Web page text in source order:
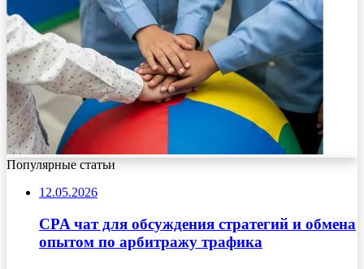
Популярные статьи
12.05.2026
CPA чат для обсуждения стратегий и обмена
опытом по арбитражу трафика